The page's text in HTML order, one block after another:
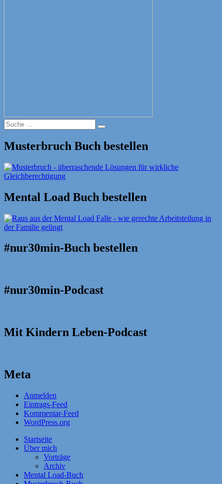
Suche
nach:
Suche
Musterbruch Buch bestellen
Mental Load Buch bestellen
#nur30min-Buch bestellen
#nur30min-Podcast
Mit Kindern Leben-Podcast
Meta
Anmelden
Eintrags-Feed
Kommentar-Feed
WordPress.org
Startseite
Über mich
Vorträge
Archiv
Mental Load-Buch